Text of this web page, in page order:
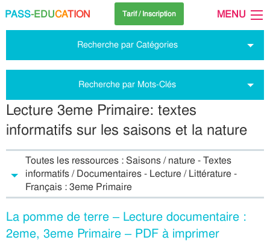
PASS-EDUCATION Tarif / Inscription MENU
Recherche par Catégories
Recherche par Mots-Clés
Lecture 3eme Primaire: textes
informatifs sur les saisons et la nature
Toutes les ressources : Saisons / nature - Textes
informatifs / Documentaires - Lecture / Littérature -
Français : 3eme Primaire
La pomme de terre – Lecture documentaire :
2eme, 3eme Primaire – PDF à imprimer